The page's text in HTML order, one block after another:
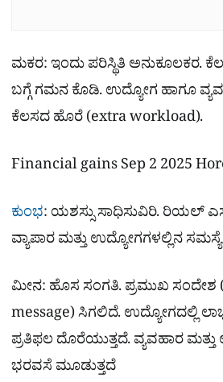
ಮಕರ: ಇಂದು ಪರಿಸ್ಥಿತಿ ಅನುಕೂಲಕರ.
ಬಗ್ಗೆ ಗಮನ ಕೊಡಿ. ಉದ್ಯೋಗ ಹಾಗೂ
ಕೆಲಸದ ಹೊರೆ (extra workload).
Financial gains Sep 2 2025
ಕುಂಭ: ಯಶಸ್ಸು ಸಾಧಿಸುವಿರಿ. ರಿಯಲ್
ವ್ಯಾಪಾರ ಮತ್ತು ಉದ್ಯೋಗಗಳಲ್ಲಿನ
ಮೀನ: ಹೊಸ ಸಂಗತಿ. ಪ್ರಮುಖ ಸಂದೇಶ
message) ಸಿಗಲಿದೆ. ಉದ್ಯೋಗದಲ್ಲಿ
ಪ್ರತಿಫಲ ದೊರೆಯುತ್ತದೆ. ವ್ಯವಹಾರ
ಭರವಸೆ ಮೂಡುತ್ತದೆ